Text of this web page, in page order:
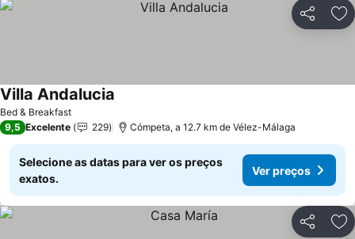
Partilhar
Bed & Breakfast
Villa Andalucia
9,5 Excelente 229 Cómpeta, a 12.7 km de Vélez-Málaga
Selecione as datas para ver os preços
exatos.
Ver preços
Partilhar